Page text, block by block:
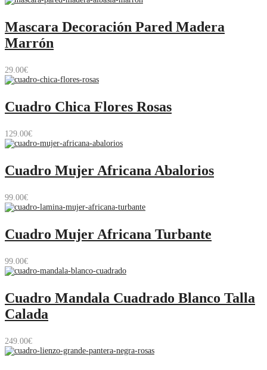
Mascara Decoración Pared Madera
Marrón
29.00€
Cuadro Chica Flores Rosas
129.00€
Cuadro Mujer Africana Abalorios
99.00€
Cuadro Mujer Africana Turbante
99.00€
Cuadro Mandala Cuadrado Blanco Talla
Calada
249.00€